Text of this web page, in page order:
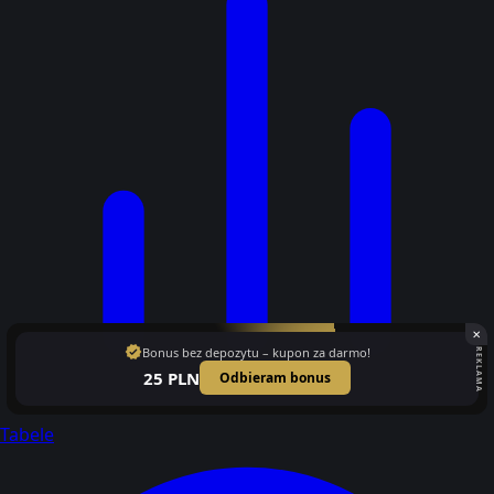
✕
verifiedBonus bez depozytu – kupon za darmo!
25 PLN Odbieram bonus REKLAMA
Tabele